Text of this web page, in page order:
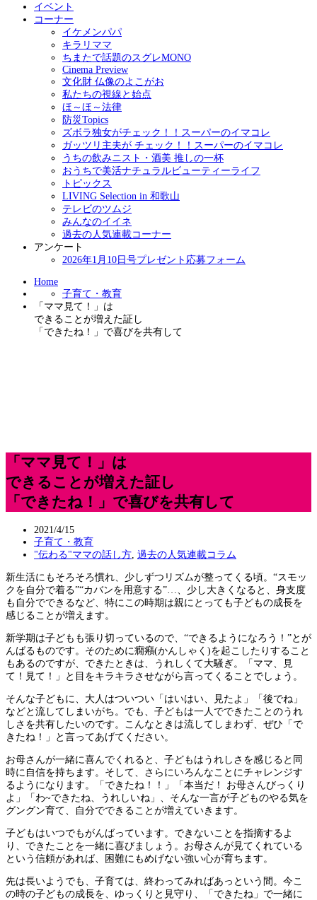
イベント
コーナー
イケメンパパ
キラリママ
ちまたで話題のスグレMONO
Cinema Preview
文化財 仏像のよこがお
私たちの視線と始点
ほ～ほ～法律
防災Topics
ズボラ独女がチェック！！スーパーのイマコレ
ガッツリ主夫が チェック！！スーパーのイマコレ
うちの飲みニスト・酒美 推しの一杯
おうちで美活ナチュラルビューティーライフ
トピックス
LIVING Selection in 和歌山
テレビのツムジ
みんなのイイネ
過去の人気連載コーナー
アンケート
2026年1月10日号プレゼント応募フォーム
Home
子育て・教育
「ママ見て！」は
できることが増えた証し
「できたね！」で喜びを共有して
「ママ見て！」は
できることが増えた証し
「できたね！」で喜びを共有して
2021/4/15
子育て・教育
"伝わる"ママの話し方 過去の人気連載コラム
新生活にもそろそろ慣れ、少しずつリズムが整ってくる頃。“スモッ
クを自分で着る”“カバンを用意する”…、少し大きくなると、身支度
も自分でできるなど、特にこの時期は親にとっても子どもの成長を
感じることが増えます。
新学期は子どもも張り切っているので、“できるようになろう！”とが
んばるものです。そのために癇癪(かんしゃく)を起こしたりすること
もあるのですが、できたときは、うれしくて大騒ぎ。「ママ、見
て！見て！」と目をキラキラさせながら言ってくることでしょう。
そんな子どもに、大人はついつい「はいはい、見たよ」「後でね」
などと流してしまいがち。でも、子どもは一人でできたことのうれ
しさを共有したいのです。こんなときは流してしまわず、ぜひ「で
きたね！」と言ってあげてください。
お母さんが一緒に喜んでくれると、子どもはうれしさを感じると同
時に自信を持ちます。そして、さらにいろんなことにチャレンジす
るようになります。「できたね！！」「本当だ！ お母さんびっくり
よ」「わ~できたね、うれしいね」、そんな一言が子どものやる気を
グングン育て、自分でできることが増えていきます。
子どもはいつでもがんばっています。できないことを指摘するよ
り、できたことを一緒に喜びましょう。お母さんが見てくれている
という信頼があれば、困難にもめげない強い心が育ちます。
先は長いようでも、子育ては、終わってみればあっという間。今こ
の時の子どもの成長を、ゆっくりと見守り、「できたね」で一緒に